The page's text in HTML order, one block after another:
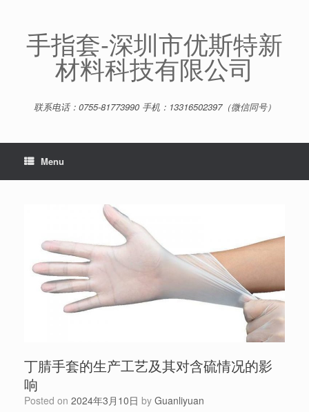
content手指套-深圳市优斯特新
材料科技有限公司
联系电话：0755-81773990 手机：13316502397（微信同号）
Menu
丁腈手套的生产工艺及其对含硫情况的影
响
Posted on 2024年3月10日 by Guanliyuan